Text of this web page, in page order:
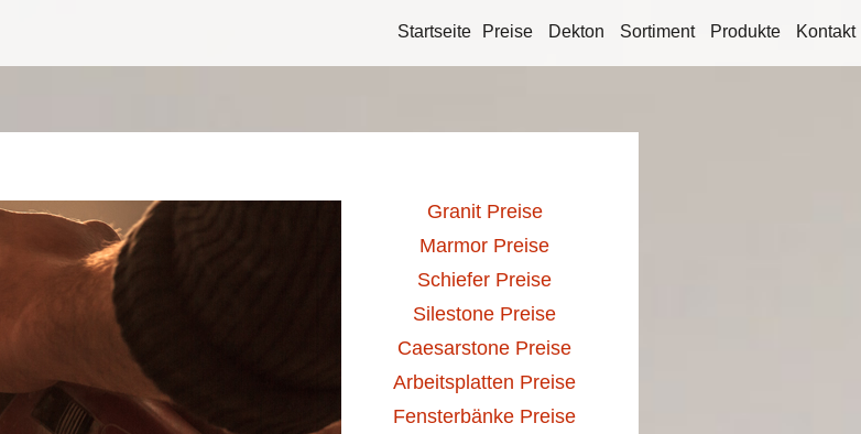
Startseite Preise Dekton Sortiment Produkte Kontakt
Granit Preise
Marmor Preise
Schiefer Preise
Silestone Preise
Caesarstone Preise
Arbeitsplatten Preise
Fensterbänke Preise